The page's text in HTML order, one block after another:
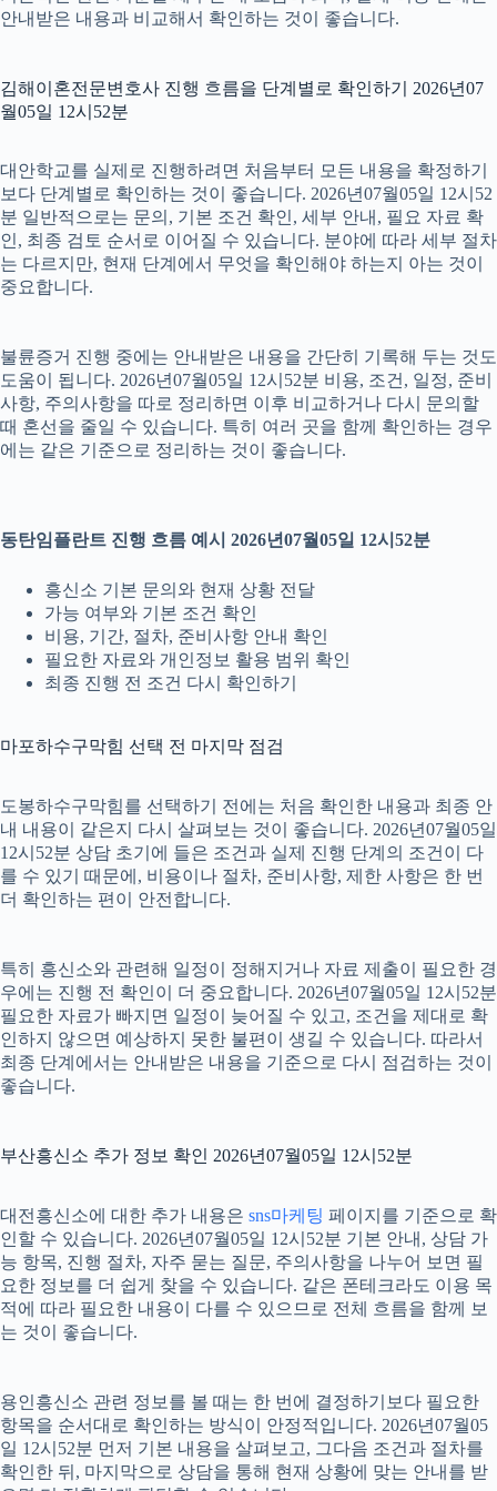
안내받은 내용과 비교해서 확인하는 것이 좋습니다.
김해이혼전문변호사 진행 흐름을 단계별로 확인하기 2026년07
월05일 12시52분
대안학교를 실제로 진행하려면 처음부터 모든 내용을 확정하기
보다 단계별로 확인하는 것이 좋습니다. 2026년07월05일 12시52
분 일반적으로는 문의, 기본 조건 확인, 세부 안내, 필요 자료 확
인, 최종 검토 순서로 이어질 수 있습니다. 분야에 따라 세부 절차
는 다르지만, 현재 단계에서 무엇을 확인해야 하는지 아는 것이
중요합니다.
불륜증거 진행 중에는 안내받은 내용을 간단히 기록해 두는 것도
도움이 됩니다. 2026년07월05일 12시52분 비용, 조건, 일정, 준비
사항, 주의사항을 따로 정리하면 이후 비교하거나 다시 문의할
때 혼선을 줄일 수 있습니다. 특히 여러 곳을 함께 확인하는 경우
에는 같은 기준으로 정리하는 것이 좋습니다.
동탄임플란트 진행 흐름 예시 2026년07월05일 12시52분
흥신소 기본 문의와 현재 상황 전달
가능 여부와 기본 조건 확인
비용, 기간, 절차, 준비사항 안내 확인
필요한 자료와 개인정보 활용 범위 확인
최종 진행 전 조건 다시 확인하기
마포하수구막힘 선택 전 마지막 점검
도봉하수구막힘를 선택하기 전에는 처음 확인한 내용과 최종 안
내 내용이 같은지 다시 살펴보는 것이 좋습니다. 2026년07월05일
12시52분 상담 초기에 들은 조건과 실제 진행 단계의 조건이 다
를 수 있기 때문에, 비용이나 절차, 준비사항, 제한 사항은 한 번
더 확인하는 편이 안전합니다.
특히 흥신소와 관련해 일정이 정해지거나 자료 제출이 필요한 경
우에는 진행 전 확인이 더 중요합니다. 2026년07월05일 12시52분
필요한 자료가 빠지면 일정이 늦어질 수 있고, 조건을 제대로 확
인하지 않으면 예상하지 못한 불편이 생길 수 있습니다. 따라서
최종 단계에서는 안내받은 내용을 기준으로 다시 점검하는 것이
좋습니다.
부산흥신소 추가 정보 확인 2026년07월05일 12시52분
대전흥신소에 대한 추가 내용은 sns마케팅 페이지를 기준으로 확
인할 수 있습니다. 2026년07월05일 12시52분 기본 안내, 상담 가
능 항목, 진행 절차, 자주 묻는 질문, 주의사항을 나누어 보면 필
요한 정보를 더 쉽게 찾을 수 있습니다. 같은 폰테크라도 이용 목
적에 따라 필요한 내용이 다를 수 있으므로 전체 흐름을 함께 보
는 것이 좋습니다.
용인흥신소 관련 정보를 볼 때는 한 번에 결정하기보다 필요한
항목을 순서대로 확인하는 방식이 안정적입니다. 2026년07월05
일 12시52분 먼저 기본 내용을 살펴보고, 그다음 조건과 절차를
확인한 뒤, 마지막으로 상담을 통해 현재 상황에 맞는 안내를 받